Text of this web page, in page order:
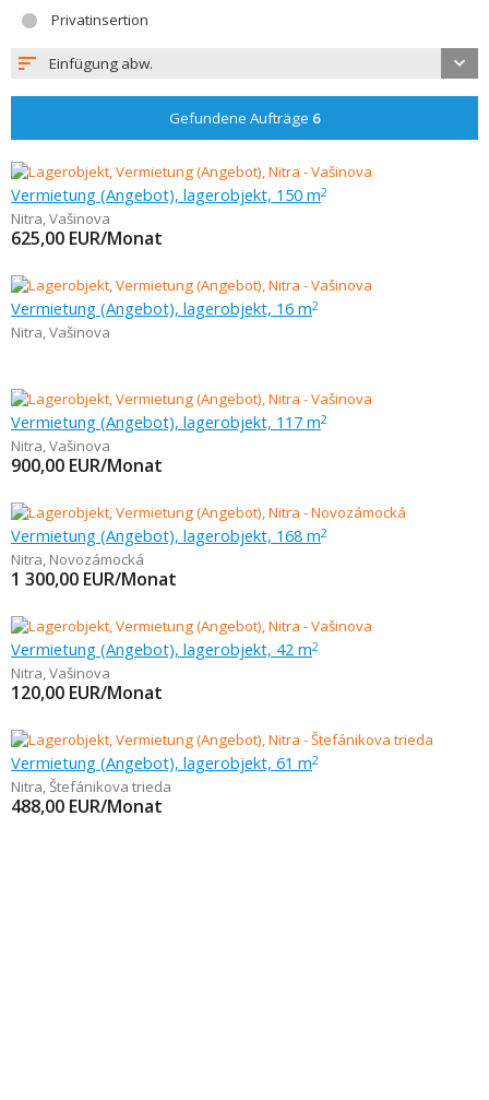
Privatinsertion
Einfügung abw.
Gefundene Aufträge 6
Vermietung (Angebot), lagerobjekt, 150 m2
Nitra,Vašinova
625,00 EUR/Monat
Vermietung (Angebot), lagerobjekt, 16 m2
Nitra,Vašinova
Vermietung (Angebot), lagerobjekt, 117 m2
Nitra,Vašinova
900,00 EUR/Monat
Vermietung (Angebot), lagerobjekt, 168 m2
Nitra, Novozámocká
1 300,00 EUR/Monat
Vermietung (Angebot), lagerobjekt, 42 m2
Nitra,Vašinova
120,00 EUR/Monat
Vermietung (Angebot), lagerobjekt, 61 m2
Nitra,Štefánikova trieda
488,00 EUR/Monat